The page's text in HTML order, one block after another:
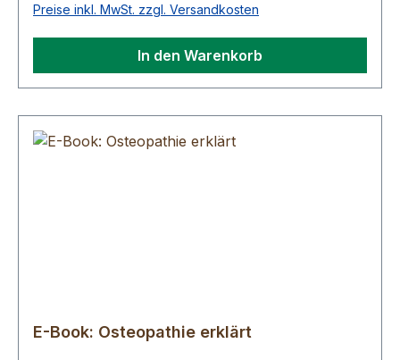
Preise inkl. MwSt. zzgl. Versandkosten
In den Warenkorb
E-Book: Osteopathie erklärt